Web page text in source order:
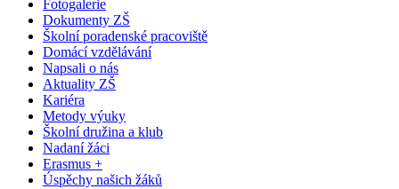
Fotogalerie
Dokumenty ZŠ
Školní poradenské pracoviště
Domácí vzdělávání
Napsali o nás
Aktuality ZŠ
Kariéra
Metody výuky
Školní družina a klub
Nadaní žáci
Erasmus +
Úspěchy našich žáků